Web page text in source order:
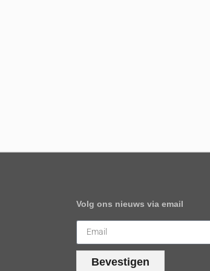
Volg ons nieuws via email
Bevestigen